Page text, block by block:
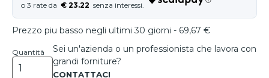
€ 23.22
Prezzo piu basso negli ultimi 30 giorni - 69,67 €
Quantità
Sei un'azienda o un professionista che lavora con
grandi forniture?